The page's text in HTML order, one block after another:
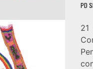
PD